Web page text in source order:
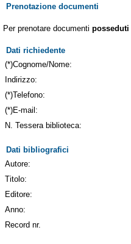
Prenotazione documenti
Per prenotare documenti posseduti
Dati richiedente
(*)Cognome/Nome:
Indirizzo:
(*)Telefono:
(*)E-mail:
N. Tessera biblioteca:
Dati bibliografici
Autore:
Titolo:
Editore:
Anno:
Record nr.